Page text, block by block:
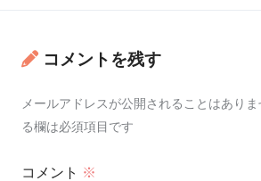
コメントを残す
メールアドレスが公開されることはありま
る欄は必須項目です
コメント ※